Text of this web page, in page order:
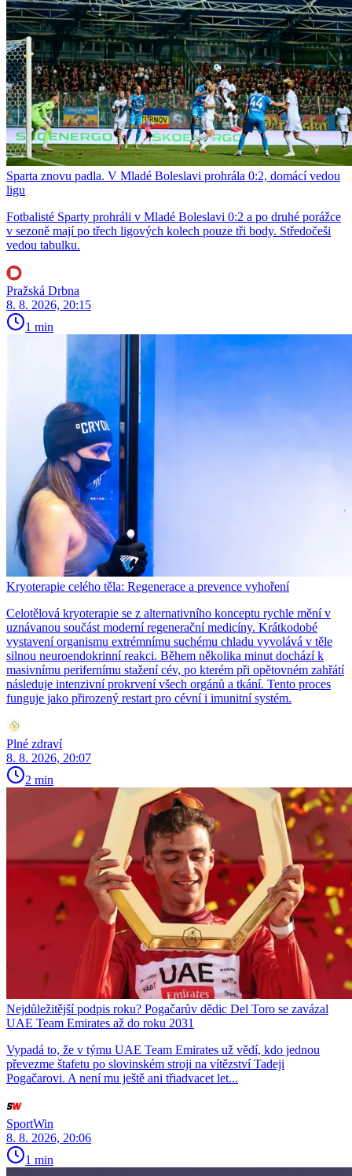
Sparta znovu padla. V Mladé Boleslavi prohrála 0:2, domácí vedou
ligu
Fotbalisté Sparty prohráli v Mladé Boleslavi 0:2 a po druhé porážce
v sezoně mají po třech ligových kolech pouze tři body. Středočeši
vedou tabulku.
Pražská Drbna
8. 8. 2026, 20:15
1 min
Kryoterapie celého těla: Regenerace a prevence vyhoření
Celotělová kryoterapie se z alternativního konceptu rychle mění v
uznávanou součást moderní regenerační medicíny. Krátkodobé
vystavení organismu extrémnímu suchému chladu vyvolává v těle
silnou neuroendokrinní reakci. Během několika minut dochází k
masivnímu perifernímu stažení cév, po kterém při opětovném zahřátí
následuje intenzivní prokrvení všech orgánů a tkání. Tento proces
funguje jako přirozený restart pro cévní i imunitní systém.
Plné zdraví
8. 8. 2026, 20:07
2 min
Nejdůležitější podpis roku? Pogačarův dědic Del Toro se zavázal
UAE Team Emirates až do roku 2031
Vypadá to, že v týmu UAE Team Emirates už vědí, kdo jednou
převezme štafetu po slovinském stroji na vítězství Tadeji
Pogačarovi. A není mu ještě ani třiadvacet let...
SportWin
8. 8. 2026, 20:06
1 min